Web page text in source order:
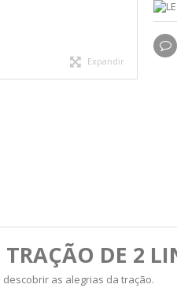
Expandir
DE 2
as alegrias da tração.